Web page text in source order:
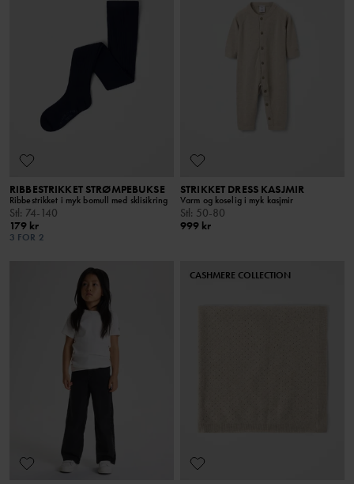
RIBBESTRIKKET STRØMPEBUKSE
Ribbestrikket i myk bomull med sklisikring
Stl: 74-140
179 kr
3 FOR 2
STRIKKET DRESS KASJMIR
Varm og koselig i myk kasjmir
Stl: 50-80
999 kr
CASHMERE COLLECTION